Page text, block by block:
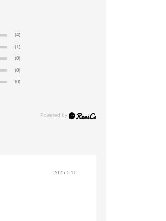
(4)
(1)
(0)
(0)
(0)
2025.5.10